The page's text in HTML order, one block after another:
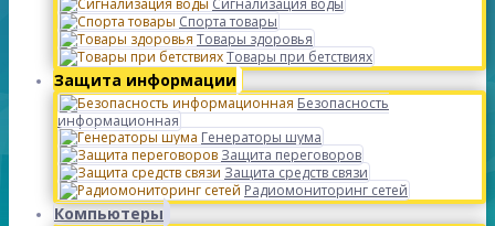
Сигнализация воды
Спорта товары
Товары здоровья
Товары при бетствиях
Защита информации
Безопасность
информационная
Генераторы шума
Защита переговоров
Защита средств связи
Радиомониторинг сетей
Компьютеры